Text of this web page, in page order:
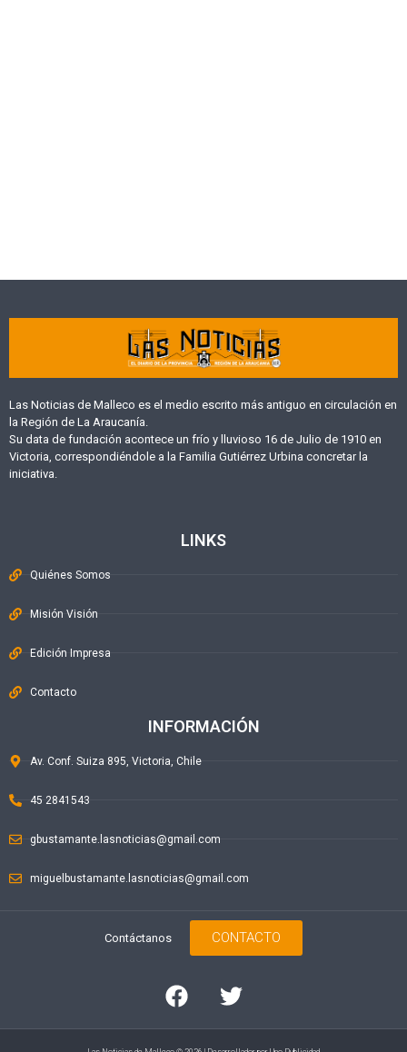
Las Noticias de Malleco es el medio escrito más antiguo en circulación en
la Región de La Araucanía.
Su data de fundación acontece un frío y lluvioso 16 de Julio de 1910 en
Victoria, correspondiéndole a la Familia Gutiérrez Urbina concretar la
iniciativa.
LINKS
Quiénes Somos
Misión Visión
Edición Impresa
Contacto
INFORMACIÓN
Av. Conf. Suiza 895, Victoria, Chile
45 2841543
gbustamante.lasnoticias@gmail.com
miguelbustamante.lasnoticias@gmail.com
Contáctanos CONTACTO